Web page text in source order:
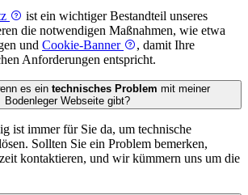
ist ein wichtiger Bestandteil unseres
die notwendigen Maßnahmen, wie etwa
und Cookie-Banner
, damit Ihre
Anforderungen entspricht.
es ein technisches Problem mit meiner
Bodenleger Webseite gibt?
ist immer für Sie da, um technische
Sollten Sie ein Problem bemerken,
kontaktieren, und wir kümmern uns um die